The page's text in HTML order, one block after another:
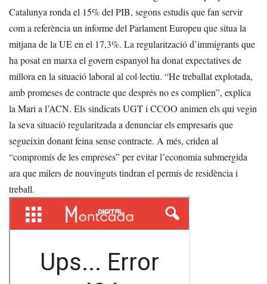
Catalunya ronda el 15% del PIB, segons estudis que fan servir
com a referència un informe del Parlament Europeu que situa la
mitjana de la UE en el 17,3%. La regularització d’immigrants que
ha posat en marxa el govern espanyol ha donat expectatives de
millora en la situació laboral al col·lectiu. “He treballat explotada,
amb promeses de contracte que després no es complien”, explica
la Mari a l’ACN. Els sindicats UGT i CCOO animen els qui vegin
la seva situació regularitzada a denunciar els empresaris que
segueixin donant feina sense contracte. A més, criden al
“compromís de les empreses” per evitar l’economia submergida
ara que milers de nouvinguts tindran el permís de residència i
treball.